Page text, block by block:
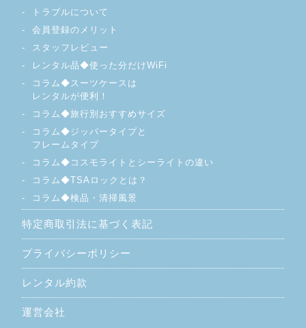
トラブルについて
会員登録のメリット
スタッフレビュー
レンタル品◆使った分だけWiFi
コラム◆スーツケースは
レンタルが便利！
コラム◆旅行別おすすめサイズ
コラム◆ジッパータイプと
フレームタイプ
コラム◆コスモライトとシーライトの違い
コラム◆TSAロックとは？
コラム◆検品・清掃風景
特定商取引法に基づく表記
プライバシーポリシー
レンタル約款
運営会社